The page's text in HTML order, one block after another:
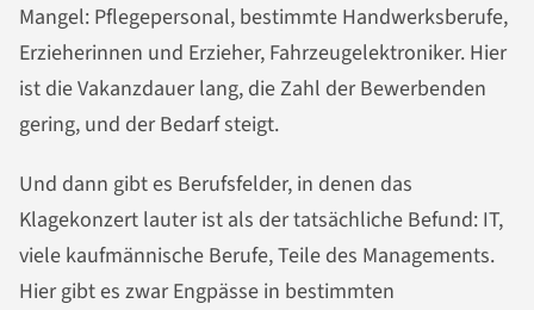
Mangel: Pflegepersonal, bestimmte Handwerksberufe,
Erzieherinnen und Erzieher, Fahrzeugelektroniker. Hier
ist die Vakanzdauer lang, die Zahl der Bewerbenden
gering, und der Bedarf steigt.
Und dann gibt es Berufsfelder, in denen das
Klagekonzert lauter ist als der tatsächliche Befund: IT,
viele kaufmännische Berufe, Teile des Managements.
Hier gibt es zwar Engpässe in bestimmten